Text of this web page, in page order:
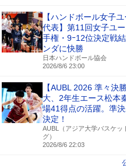
【ハンドボール女子
代表】第11回女子ユ
手権・9ｰ12位決定戦
ンダに快勝
日本ハンドボール協会
2026/8/6 23:00
【AUBL 2026 準々決
大、2年生エース松本
場41得点の活躍。準
決定！
AUBL（アジア大学バスケッ
グ）
2026/8/6 22:03